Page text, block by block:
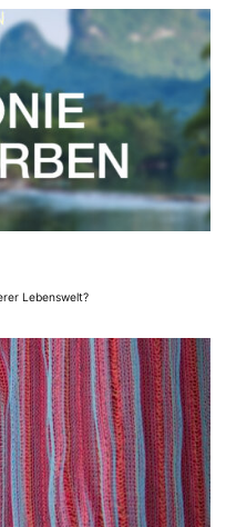
Lebenswelt?